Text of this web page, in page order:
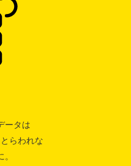
ータは
らわれな